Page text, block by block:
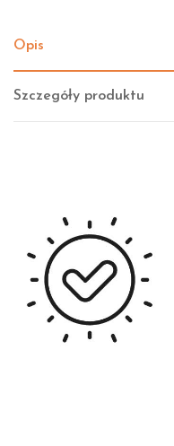
Opis
Szczegóły produktu